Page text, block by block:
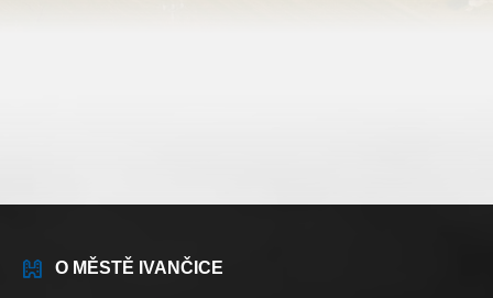
O MĚSTĚ IVANČICE